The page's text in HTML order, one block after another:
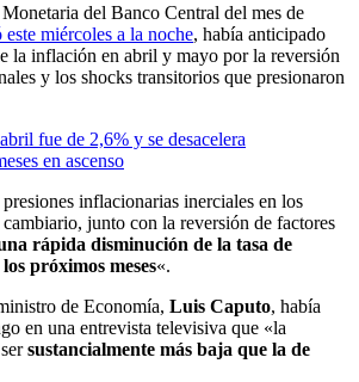
del Banco Central del mes de
este miércoles a la noche, había anticipado
la inflación en abril y mayo por la reversión
y los shocks transitorios que presionaron
fue de 2,6% y se desacelera
en ascenso
inflacionarias inerciales en los
junto con la reversión de factores
rápida disminución de la tasa de
próximos meses«.
de Economía, Luis Caputo, había
en una entrevista televisiva que «la
sustancialmente más baja que la de